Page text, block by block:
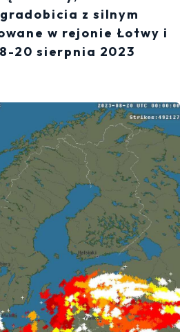
z silnym
w rejonie Łotwy i
20 sierpnia 2023